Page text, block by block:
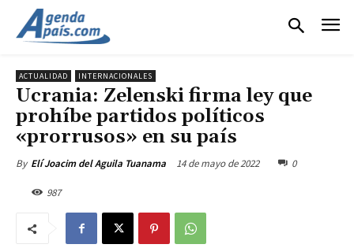
ACTUALIDAD INTERNACIONALES
Ucrania: Zelenski firma ley que
prohíbe partidos políticos
«prorrusos» en su país
By Elí Joacim del Aguila Tuanama 14 de mayo de 2022 0
987